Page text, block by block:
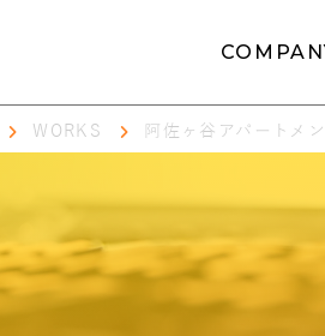
WORKS 阿佐ヶ谷アパートメン